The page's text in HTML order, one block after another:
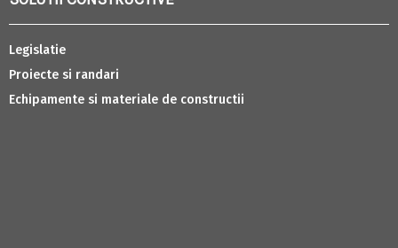
Legislatie
Proiecte si randari
Echipamente si materiale de constructii